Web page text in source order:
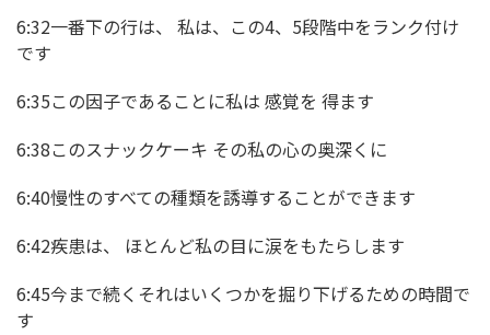
6:32一番下の行は、 私は、この4、5段階中をランク付け
です
6:35この因子であることに私は 感覚を 得ます
6:38このスナックケーキ その私の心の奥深くに
6:40慢性のすべての種類を誘導することができます
6:42疾患は、 ほとんど私の目に涙をもたらします
6:45今まで続くそれはいくつかを掘り下げるための時間で
す